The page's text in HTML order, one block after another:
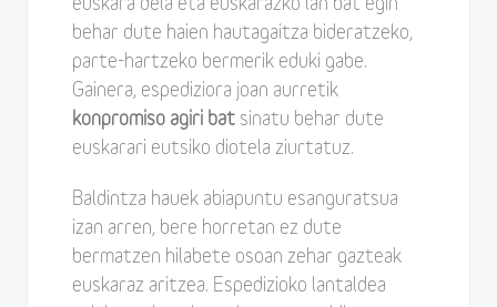
euskara dela eta euskarazko lan bat egin
behar dute haien hautagaitza bideratzeko,
parte-hartzeko bermerik eduki gabe.
Gainera, espediziora joan aurretik
konpromiso agiri bat sinatu behar dute
euskarari eutsiko diotela ziurtatuz.
Baldintza hauek abiapuntu esanguratsua
izan arren, bere horretan ez dute
bermatzen hilabete osoan zehar gazteak
euskaraz aritzea. Espedizioko lantaldea